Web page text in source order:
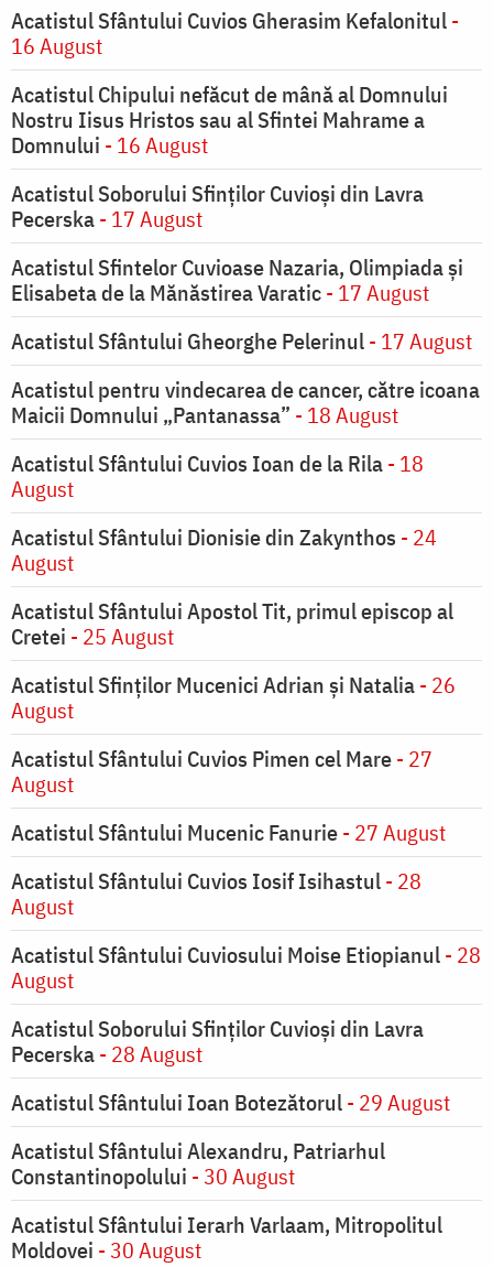
Acatistul Sfântului Cuvios Gherasim Kefalonitul-
16 August
Acatistul Chipului nefăcut de mână al Domnului
Nostru Iisus Hristos sau al Sfintei Mahrame a
Domnului - 16 August
Acatistul Soborului Sfinților Cuvioși din Lavra
Pecerska- 17 August
Acatistul Sfintelor Cuvioase Nazaria, Olimpiada și
Elisabeta de la Mănăstirea Varatic- 17 August
Acatistul Sfântului Gheorghe Pelerinul- 17 August
Acatistul pentru vindecarea de cancer, către icoana
Maicii Domnului „Pantanassa” - 18 August
Acatistul Sfântului Cuvios Ioan de la Rila- 18
August
Acatistul Sfântului Dionisie din Zakynthos - 24
August
Acatistul Sfântului Apostol Tit, primul episcop al
Cretei - 25 August
Acatistul Sfinților Mucenici Adrian și Natalia- 26
August
Acatistul Sfântului Cuvios Pimen cel Mare- 27
August
Acatistul Sfântului Mucenic Fanurie- 27 August
Acatistul Sfântului Cuvios Iosif Isihastul- 28
August
Acatistul Sfântului Cuviosului Moise Etiopianul- 28
August
Acatistul Soborului Sfinților Cuvioși din Lavra
Pecerska- 28 August
Acatistul Sfântului Ioan Botezătorul- 29 August
Acatistul Sfântului Alexandru, Patriarhul
Constantinopolului - 30 August
Acatistul Sfântului Ierarh Varlaam, Mitropolitul
Moldovei - 30 August